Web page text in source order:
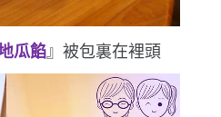
瓜餡』被包裏在裡頭